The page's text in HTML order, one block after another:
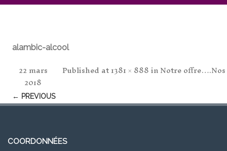
alambic-alcool
Published
22 mars
2018
at1381 × 888inNotre
← PREVIOUS
COORDONNÉES